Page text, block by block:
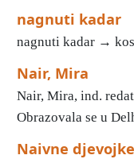
nagnuti kadar
nagnuti kadar →
Nair, Mira
Nair, Mira, ind.
Obrazovala se u
Naivne djevojke